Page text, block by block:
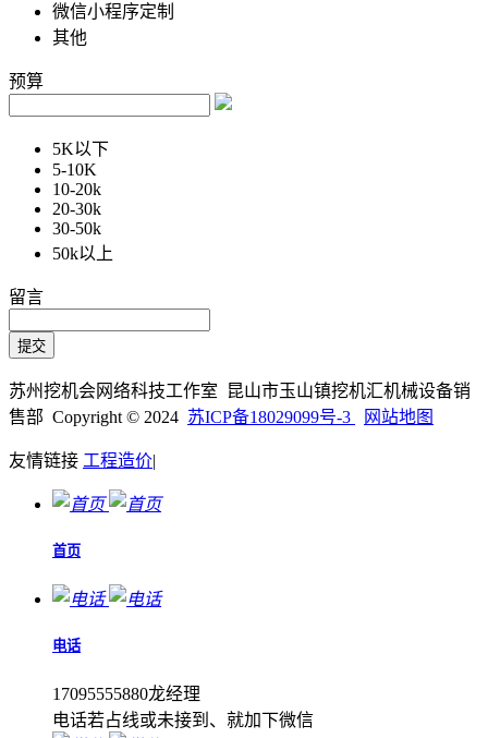
微信小程序定制
其他
预算
5K以下
5-10K
10-20k
20-30k
30-50k
50k以上
留言
苏州挖机会网络科技工作室 昆山市玉山镇挖机汇机械设备销
售部 Copyright © 2024 苏ICP备18029099号-3 网站地图
友情链接 工程造价|
首页
电话
17095555880龙经理
电话若占线或未接到、就加下微信